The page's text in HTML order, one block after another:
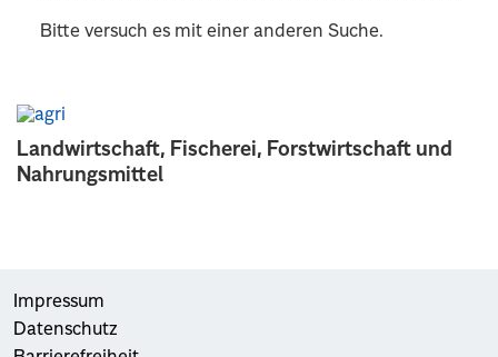
Landwirtschaft, Fischerei, Forstwirtschaft und
Nahrungsmittel
Bitte versuch es mit einer anderen Suche.
Impressum
Datenschutz